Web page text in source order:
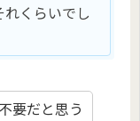
くらいでし
要だと思う